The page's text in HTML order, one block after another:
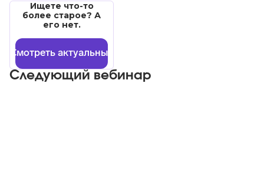
Следующий вебинар
Ищете что-то
более старое? А
его нет.
Смотреть актуальные